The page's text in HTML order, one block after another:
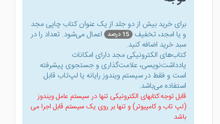
برای خرید بیش از دو جلد از یک عنوان کتاب‌ چاپی مجد
و یا امجد، تخفیف 15 درصد
اعمال می‌شود. تعداد را در
سبد خرید اضافه کنید.
کتاب‌های الکترونیکی مجد دارای امکانات
یادداشت‌نویسی، علامت‌گذاری و جستجوی پیشرفته
است و فقط در سیستم ویندوز رایانه یا لپ‌تاب قابل
استفاده می‌باشد.
قابل توجه:کتابهای الکترونیکی تنها در سیستم عامل ویندوز
(لپ تاب و کامپیوتر) و تنها بر روی یک سیستم قابل اجرا می
باشد